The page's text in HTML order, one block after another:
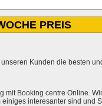
PREIS
Kunden die besten
Booking centre Online.
interesanter sind und